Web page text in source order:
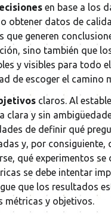
en base a los
obtener datos de
que generen
sino también que
y visibles para todo
de escoger el camino
claros. Al
clara y sin
de definir qué
y, por consiguiente,
qué experimentos se
se debe intentar
que los resultados
métricas y objetivos.